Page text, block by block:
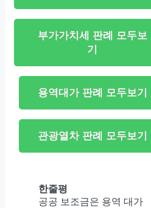
부가가치세 판례 모두보
기
용역대가 판례 모두보기
관광열차 판례 모두보기
한줄평
공공 보조금은 용역 대가